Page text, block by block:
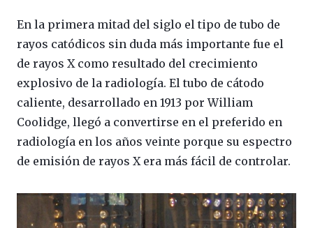
En la primera mitad del siglo el tipo de tubo de
rayos catódicos sin duda más importante fue el
de rayos X como resultado del crecimiento
explosivo de la radiología. El tubo de cátodo
caliente, desarrollado en 1913 por William
Coolidge, llegó a convertirse en el preferido en
radiología en los años veinte porque su espectro
de emisión de rayos X era más fácil de controlar.